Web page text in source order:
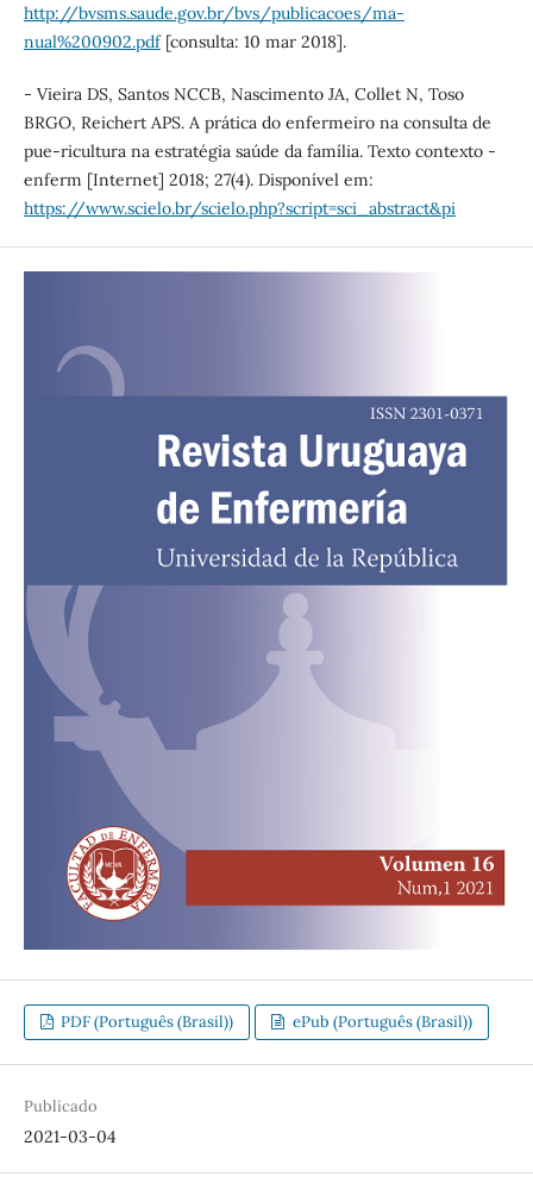
http://bvsms.saude.gov.br/bvs/publicacoes/ma-
nual%200902.pdf[consulta: 10 mar 2018].
- Vieira DS, Santos NCCB, Nascimento JA, Collet N, Toso
BRGO, Reichert APS. A prática do enfermeiro na consulta de
pue-ricultura na estratégia saúde da família. Texto contexto -
enferm [Internet] 2018; 27(4). Disponível em:
https://www.scielo.br/scielo.php?script=sci_abstract&pi
PDF (Português (Brasil)) ePub (Português (Brasil))
Publicado
2021-03-04